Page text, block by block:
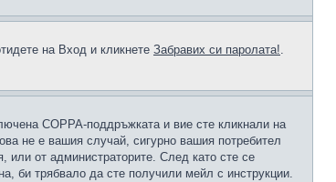
на Вход и кликнете Забравих си паролата!.
COPPA-поддръжката и вие сте кликнали на
не е вашия случай, сигурно вашия потребител
или от администраторите. След като сте се
би трябвало да сте получили мейл с инструкции.